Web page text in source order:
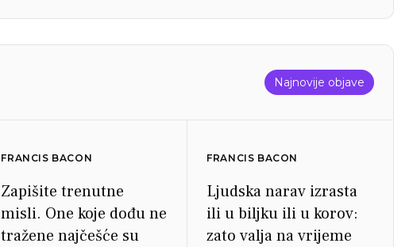
Najnovije objave
FRANCIS BACON
Zapišite trenutne
misli. One koje dođu ne
tražene najčešće su
FRANCIS BACON
Ljudska narav izrasta
ili u biljku ili u korov:
zato valja na vrijeme